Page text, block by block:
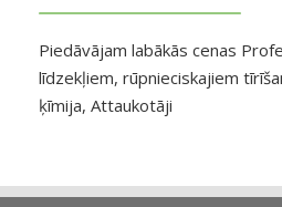
Piedāvājam labākās cenas
līdzekļiem, rūpnieciskajiem
ķīmija, Attaukotāji